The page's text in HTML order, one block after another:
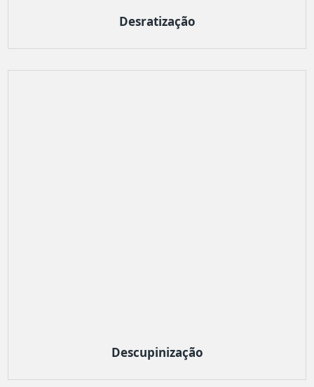
Desratização
Descupinização